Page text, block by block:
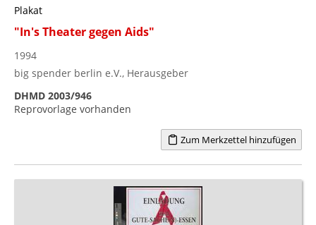
Plakat
"In's Theater gegen Aids"
1994
big spender berlin e.V., Herausgeber
DHMD 2003/946
Reprovorlage vorhanden
Zum Merkzettel hinzufügen